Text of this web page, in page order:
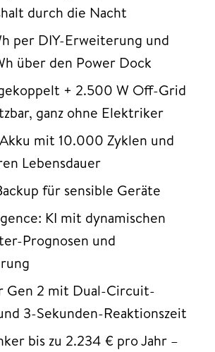
durch die Nacht
per DIY-Erweiterung und
über den Power Dock
+ 2.500 W Off-Grid
ganz ohne Elektriker
mit 10.000 Zyklen und
Lebensdauer
für sensible Geräte
KI mit dynamischen
Prognosen und
Gen 2 mit Dual-Circuit-
3-Sekunden-Reaktionszeit
bis zu 2.234 € pro Jahr –